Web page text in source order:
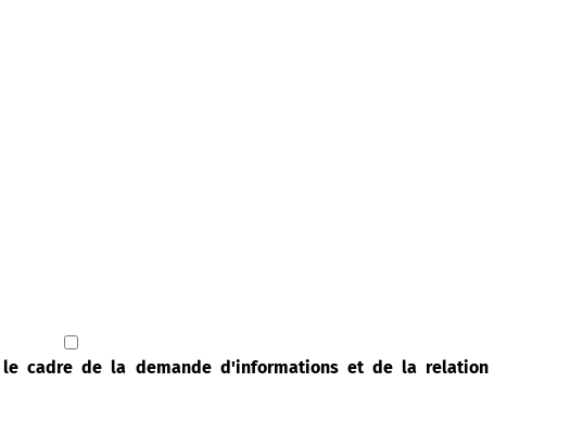
cadre de la demande d'informations et de la relation